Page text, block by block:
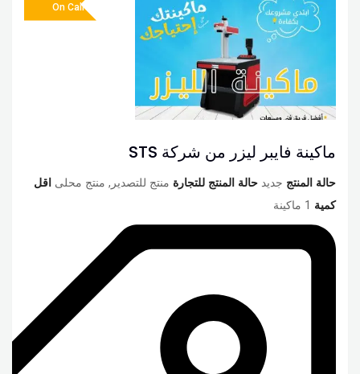
ماكينة فايبر ليزر من شركة STS
حالة المنتج جديد حالة المنتج للتجارة منتج للتصدير, منتج محلى اقل
كمية 1 ماكينة
On Call